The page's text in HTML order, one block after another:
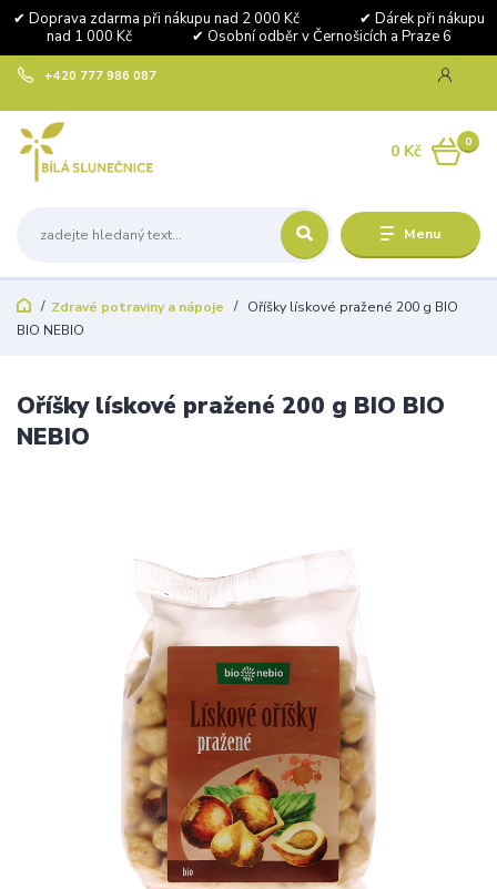
✔ Doprava zdarma při nákupu nad 2 000 Kč ✔ Dárek při nákupu
nad 1 000 Kč ✔ Osobní odběr v Černošicích a Praze 6
Menu
+420 777 986 087
0
0 Kč
Zdravé potraviny a nápoje
Oříšky lískové pražené 200 g BIO
BIO NEBIO
Oříšky lískové pražené 200 g BIO BIO
NEBIO